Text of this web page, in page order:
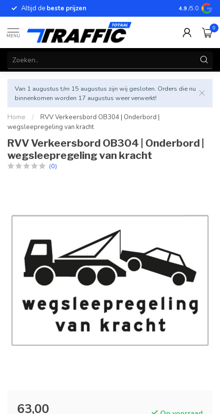
Altijd de beste prijzen Betrouwbare
4.9 /5.0
MENU
0
Van 1 augustus t/m 15 augustus zijn wij gesloten. Orders die nu
binnenkomen worden 17 augustus weer verwerkt!
Home /
RVV Verkeersbord OB304 | Onderbord |
wegsleepregeling van kracht
RVV Verkeersbord OB304 | Onderbord |
wegsleepregeling van kracht
(0)
63,00